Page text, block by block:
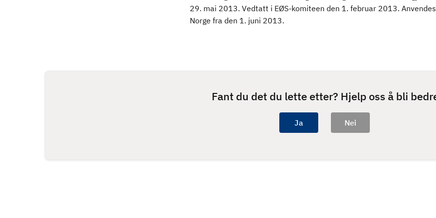
29. mai 2013. Vedtatt i EØS-komiteen den 1. februar 2013.
Norge fra den 1. juni 2013.
Fant du det du lette etter? Hjelp oss å bli